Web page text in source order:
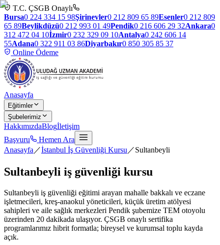
T.C. ÇSGB Onaylı
Bursa0 224 334 15 98Şirinevler0 212 809 65 89Esenler0 212 809
65 89Beylikdüzü0 212 993 01 49Pendik0 216 606 29 32Ankara0
312 472 04 10İzmir0 232 329 09 10Antalya0 242 606 14
55Adana0 322 911 03 86Diyarbakır0 850 305 85 37
Online Ödeme
Anasayfa
Eğitimler
Şubelerimiz
HakkımızdaBlogİletişim
Başvuru
Hemen Ara
Anasayfa ／İstanbul İş Güvenliği Kursu ／Sultanbeyli
Sultanbeyli iş güvenliği kursu
Sultanbeyli iş güvenliği eğitimi arayan mahalle bakkalı ve eczane
işletmecileri, kreş-anaokul yöneticileri, küçük üretim atölyesi
sahipleri ve aile sağlık merkezleri Pendik şubemize TEM otoyolu
üzerinden 20 dakikada ulaşıyor. ÇSGB onaylı sertifika
programlarımız hibrit formatla; bireysel ve kurumsal toplu kayda
açık.